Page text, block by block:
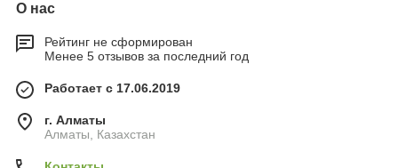
О нас
Рейтинг не сформирован
Менее 5 отзывов за последний год
Работает с 17.06.2019
г. Алматы
Алматы, Казахстан